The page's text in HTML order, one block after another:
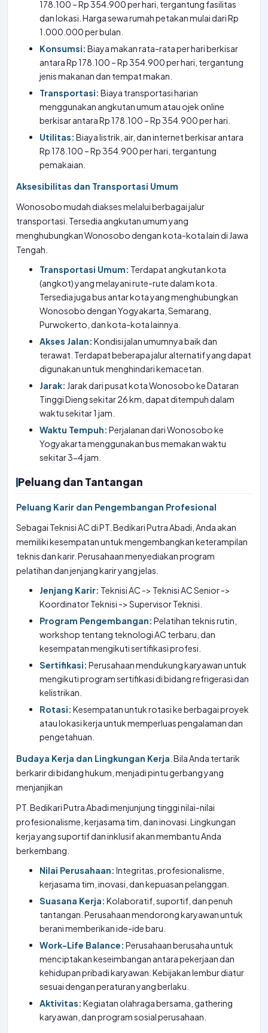
178.100 – Rp 354.900 per hari, tergantung fasilitas
dan lokasi. Harga sewa rumah petakan mulai dari Rp
1.000.000 per bulan.
Konsumsi: Biaya makan rata-rata per hari berkisar
antara Rp 178.100 – Rp 354.900 per hari, tergantung
jenis makanan dan tempat makan.
Transportasi: Biaya transportasi harian
menggunakan angkutan umum atau ojek online
berkisar antara Rp 178.100 – Rp 354.900 per hari.
Utilitas: Biaya listrik, air, dan internet berkisar antara
Rp 178.100 – Rp 354.900 per hari, tergantung
pemakaian.
Aksesibilitas dan Transportasi Umum
Wonosobo mudah diakses melalui berbagai jalur
transportasi. Tersedia angkutan umum yang
menghubungkan Wonosobo dengan kota-kota lain di Jawa
Tengah.
Transportasi Umum: Terdapat angkutan kota
(angkot) yang melayani rute-rute dalam kota.
Tersedia juga bus antar kota yang menghubungkan
Wonosobo dengan Yogyakarta, Semarang,
Purwokerto, dan kota-kota lainnya.
Akses Jalan: Kondisi jalan umumnya baik dan
terawat. Terdapat beberapa jalur alternatif yang dapat
digunakan untuk menghindari kemacetan.
Jarak: Jarak dari pusat kota Wonosobo ke Dataran
Tinggi Dieng sekitar 26 km, dapat ditempuh dalam
waktu sekitar 1 jam.
Waktu Tempuh: Perjalanan dari Wonosobo ke
Yogyakarta menggunakan bus memakan waktu
sekitar 3-4 jam.
Peluang dan Tantangan
Peluang Karir dan Pengembangan Profesional
Sebagai Teknisi AC di PT. Bedikari Putra Abadi, Anda akan
memiliki kesempatan untuk mengembangkan keterampilan
teknis dan karir. Perusahaan menyediakan program
pelatihan dan jenjang karir yang jelas.
Jenjang Karir: Teknisi AC -> Teknisi AC Senior ->
Koordinator Teknisi -> Supervisor Teknisi.
Program Pengembangan: Pelatihan teknis rutin,
workshop tentang teknologi AC terbaru, dan
kesempatan mengikuti sertifikasi profesi.
Sertifikasi: Perusahaan mendukung karyawan untuk
mengikuti program sertifikasi di bidang refrigerasi dan
kelistrikan.
Rotasi: Kesempatan untuk rotasi ke berbagai proyek
atau lokasi kerja untuk memperluas pengalaman dan
pengetahuan.
Budaya Kerja dan Lingkungan Kerja . Bila Anda tertarik
berkarir di bidang hukum, menjadi pintu gerbang yang
menjanjikan
PT. Bedikari Putra Abadi menjunjung tinggi nilai-nilai
profesionalisme, kerjasama tim, dan inovasi. Lingkungan
kerja yang suportif dan inklusif akan membantu Anda
berkembang.
Nilai Perusahaan: Integritas, profesionalisme,
kerjasama tim, inovasi, dan kepuasan pelanggan.
Suasana Kerja: Kolaboratif, suportif, dan penuh
tantangan. Perusahaan mendorong karyawan untuk
berani memberikan ide-ide baru.
Work-Life Balance: Perusahaan berusaha untuk
menciptakan keseimbangan antara pekerjaan dan
kehidupan pribadi karyawan. Kebijakan lembur diatur
sesuai dengan peraturan yang berlaku.
Aktivitas: Kegiatan olahraga bersama, gathering
karyawan, dan program sosial perusahaan.